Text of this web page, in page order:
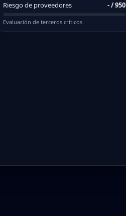
Riesgo de proveedores -/ 950
Evaluación de terceros críticos